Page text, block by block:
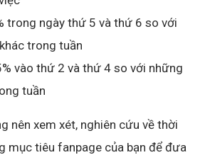
trong ngày thứ 5 và thứ 6 so với
trong tuần
vào thứ 2 và thứ 4 so với những
tuần
nên xem xét, nghiên cứu về thời
mục tiêu fanpage của bạn để đưa